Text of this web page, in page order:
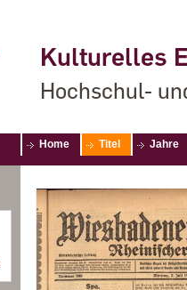
Kulturelles
Hochschul-
Home Titel Jahre